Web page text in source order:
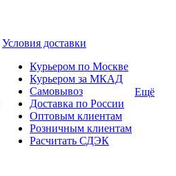
Условия доставки
Курьером по Москве
Курьером за МКАД
Самовывоз
Доставка по России
Оптовым клиентам
Розничным клиентам
Расчитать СДЭК
Ещё